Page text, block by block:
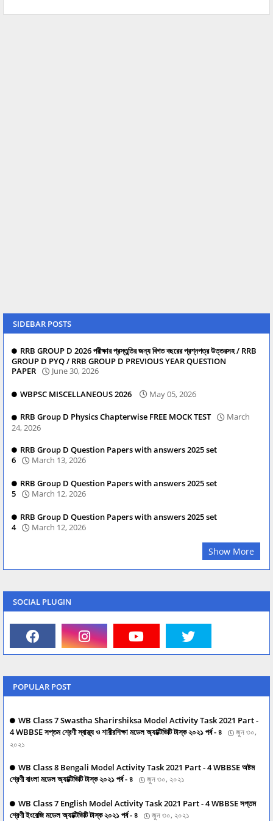
SIDEBAR POSTS
RRB GROUP D 2026 পরীক্ষার প্রস্তুতির জন্য বিগত বছরের প্রশ্নপত্র উত্তরসহ / RRB
GROUP D PYQ / RRB GROUP D PREVIOUS YEAR QUESTION
PAPER
June 30, 2026
WBPSC MISCELLANEOUS 2026 May 05, 2026
RRB Group D Physics Chapterwise FREE MOCK TEST
March
24, 2026
RRB Group D Question Papers with answers 2025 set
6
March 13, 2026
RRB Group D Question Papers with answers 2025 set
5
March 12, 2026
RRB Group D Question Papers with answers 2025 set
4
March 12, 2026
Show More
SOCIAL PLUGIN
POPULAR POST
WB Class 7 Swastha Sharirshiksa Model Activity Task 2021 Part -
4 WBBSE সপ্তম শ্রেণী স্বাস্থ্য ও শারীরশিক্ষা মডেল অ্যাক্টিভিটি টাস্ক ২০২১ পর্ব - ৪
জুন ৩০,
২০২১
WB Class 8 Bengali Model Activity Task 2021 Part - 4 WBBSE অষ্টম
শ্রেণী বাংলা মডেল অ্যাক্টিভিটি টাস্ক ২০২১ পর্ব - ৪
জুন ৩০, ২০২১
WB Class 7 English Model Activity Task 2021 Part - 4 WBBSE সপ্তম
শ্রেণী ইংরেজি মডেল অ্যাক্টিভিটি টাস্ক ২০২১ পর্ব - ৪
জুন ৩০, ২০২১